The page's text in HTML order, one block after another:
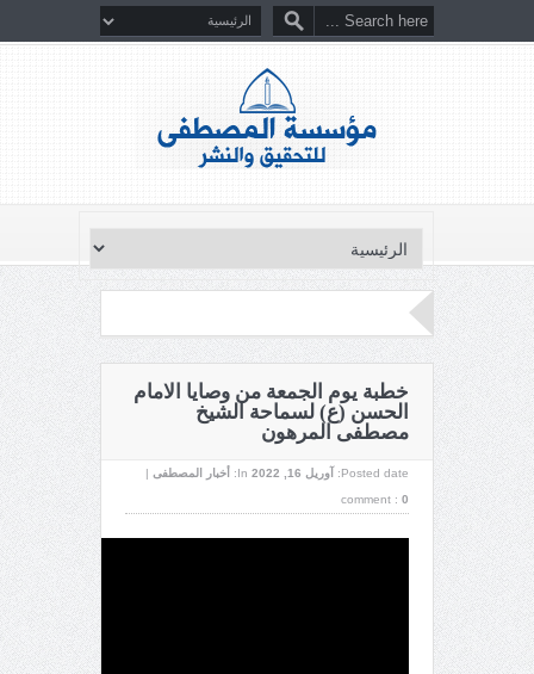
خطبة يوم الجمعة من وصايا الامام
الحسن (ع) لسماحة الشيخ
مصطفى المرهون
Posted date: آوریل 16, 2022 In: أخبار المصطفى |
comment : 0